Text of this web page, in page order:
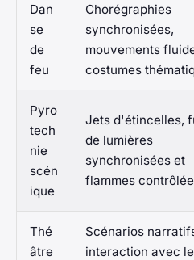
Dan
se
de
feu
Chorégraphies
synchronisées,
mouvements
costumes
Pyro
tech
nie
scén
ique
Jets d'étincelles,
de lumières
synchronisées et
flammes
Thé
âtre
Scénarios
interaction avec le